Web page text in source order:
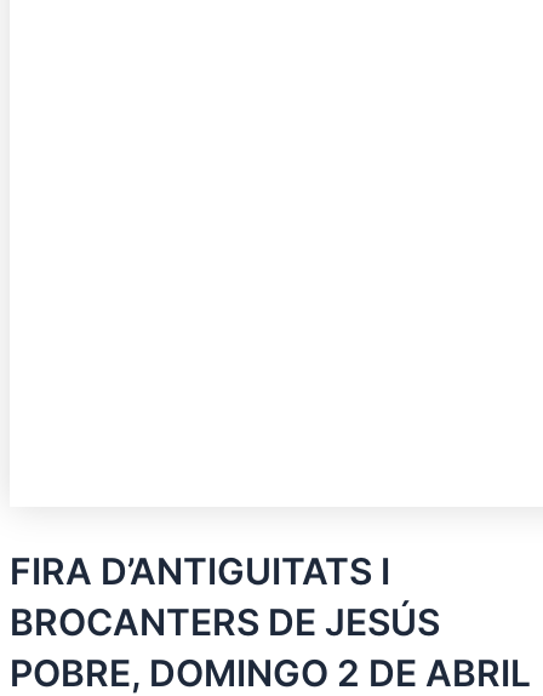
FIRA D’ANTIGUITATS I
BROCANTERS DE JESÚS
POBRE, DOMINGO 2 DE ABRIL